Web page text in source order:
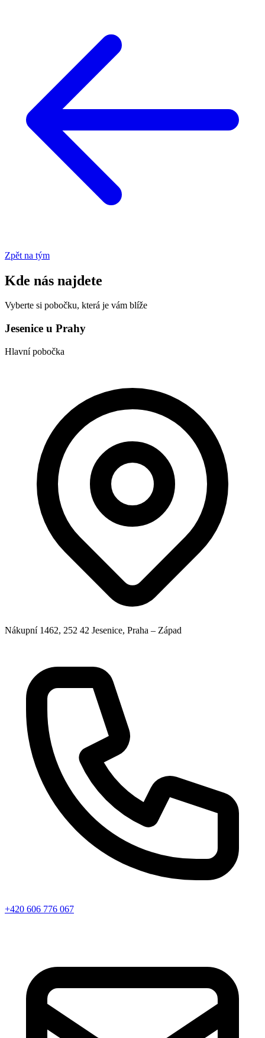
Zpět na tým
Kde nás najdete
Vyberte si pobočku, která je vám blíže
Jesenice u Prahy
Hlavní pobočka
Nákupní 1462, 252 42 Jesenice, Praha – Západ
+420 606 776 067